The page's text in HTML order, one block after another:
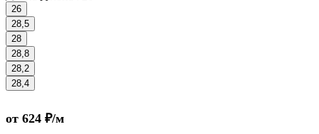
26
28,5
28
28,8
28,2
28,4
от 624 ₽/м